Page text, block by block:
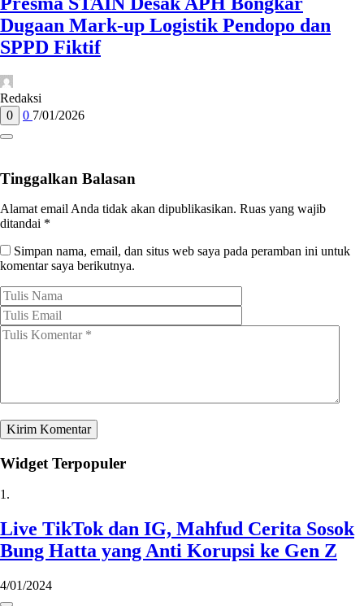
Dugaan Mark-up Logistik Pendopo dan
SPPD Fiktif
Redaksi
0
0 7/01/2026
Tinggalkan Balasan
Alamat email Anda tidak akan dipublikasikan. Ruas yang wajib
ditandai *
Simpan nama, email, dan situs web saya pada peramban ini untuk
komentar saya berikutnya.
Widget Terpopuler
1.
Live TikTok dan IG, Mahfud Cerita Sosok
Bung Hatta yang Anti Korupsi ke Gen Z
4/01/2024